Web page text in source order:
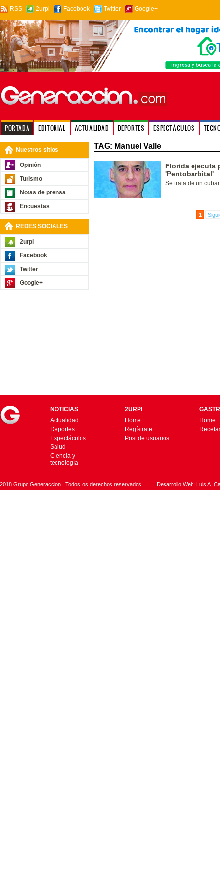
RSS 2urpi Facebook Twitter Google+
PORTADA EDITORIAL ACTUALIDAD DEPORTES ESPECTÁCULOS
Nuestros sitios
Opinión
Turismo
Notas de prensa
Encuestas
REDES SOCIALES
2urpi
Facebook
Twitter
Google+
TAG: Manuel Valle
Florida ejecuta
'Pentobarbital'
Se trata de un
1
NOTICIAS
Actualidad
Deportes
Espectáculos
Salud
Ciencia y
tecnología
2URPI
Home
Regístrate
Post de usuarios
Home
2018 Grupo Generaccion . Todos los derechos reservados | Desarrollo Web: Luis